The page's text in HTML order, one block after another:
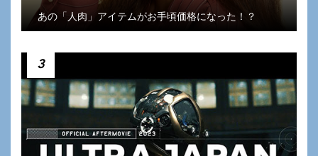
あの「人肉」アイテムがお手頃価格になった！？
3